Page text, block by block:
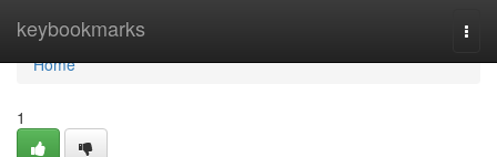
keybookmarks
Home
Home
1